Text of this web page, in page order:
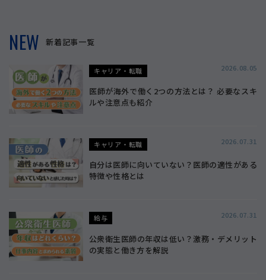
NEW 新着記事一覧
キャリア・転職 2026.08.05
医師が海外で働く2つの方法とは？ 必要なスキ
ルや注意点も紹介
キャリア・転職 2026.07.31
自分は医師に向いていない？医師の適性がある
特徴や性格とは
給与 2026.07.31
公衆衛生医師の年収は低い？激務・デメリット
の実態と働き方を解説